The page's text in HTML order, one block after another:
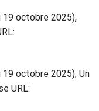
19 octobre 2025),
19 octobre 2025), Un
URL: